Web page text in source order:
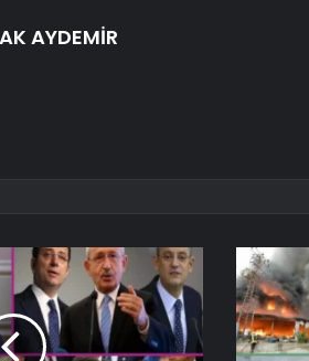
AYDEMİR